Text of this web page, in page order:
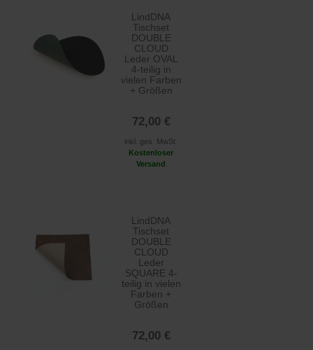
LindDNA
Tischset
DOUBLE
CLOUD
Leder OVAL
4-teilig in
vielen Farben
+ Größen
72,00 €
inkl. ges. MwSt.
Kostenloser
Versand
LindDNA
Tischset
DOUBLE
CLOUD
Leder
SQUARE 4-
teilig in vielen
Farben +
Größen
72,00 €